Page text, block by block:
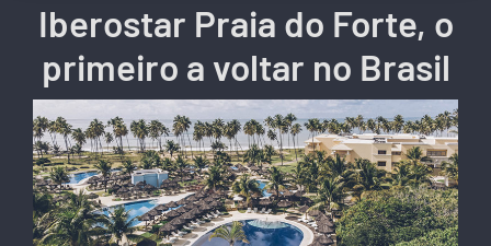
Iberostar Praia do Forte, o
primeiro a voltar no Brasil